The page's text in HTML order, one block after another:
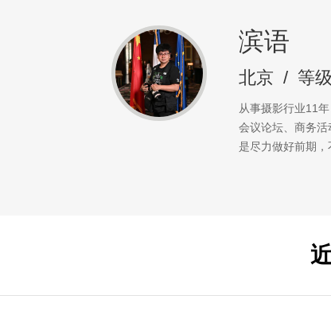
滨语
北京 / 等
从事摄影行业11
会议论坛、商务
是尽力做好前期，